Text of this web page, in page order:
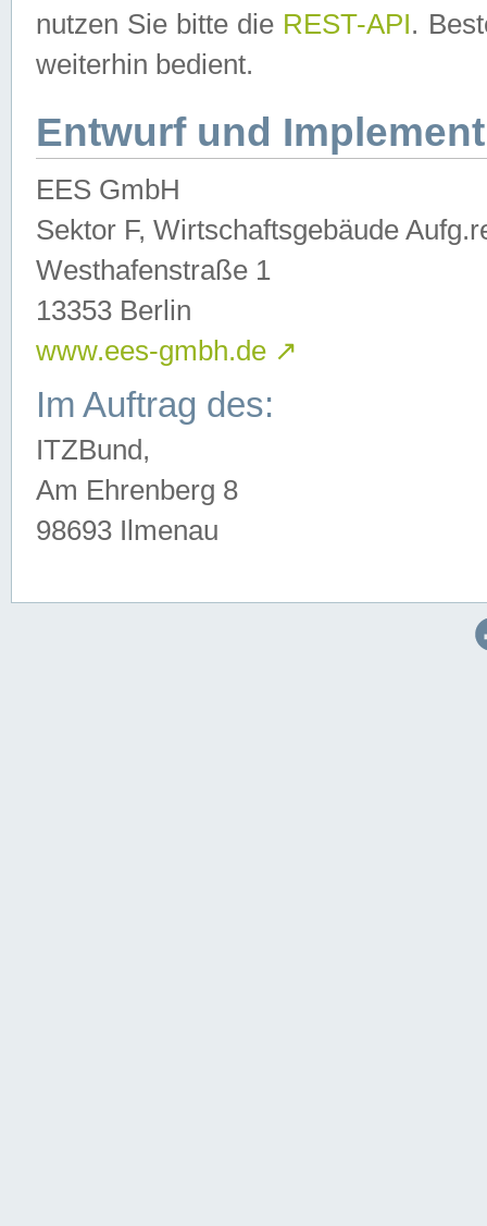
nutzen Sie bitte die REST-API.
weiterhin bedient.
Entwurf und
EES GmbH
Sektor F, Wirtschaftsgebäude
Westhafenstraße 1
13353 Berlin
www.ees-gmbh.de ↗
Im Auftrag des:
ITZBund,
Am Ehrenberg 8
98693 Ilmenau